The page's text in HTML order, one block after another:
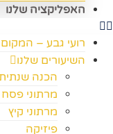
האפליקציה שלנו
רועי גבע –
השיעורים שלנו
הכנה
מרתוני פסח
מרתוני קיץ
פיזיקה